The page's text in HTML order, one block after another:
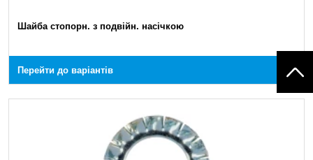
Шайба стопорн. з подвійн. насічкою
Перейти до варіантів